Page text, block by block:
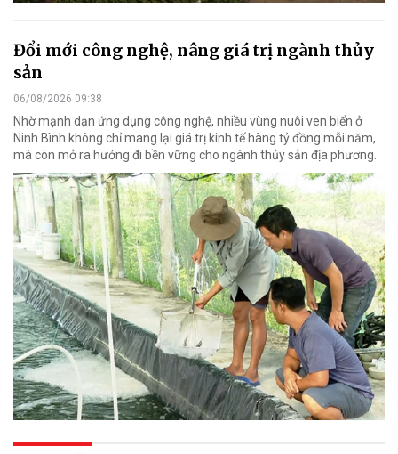
Đổi mới công nghệ, nâng giá trị ngành thủy
sản
06/08/2026 09:38
Nhờ mạnh dạn ứng dụng công nghệ, nhiều vùng nuôi ven biển ở
Ninh Bình không chỉ mang lại giá trị kinh tế hàng tỷ đồng mỗi năm,
mà còn mở ra hướng đi bền vững cho ngành thủy sản địa phương.